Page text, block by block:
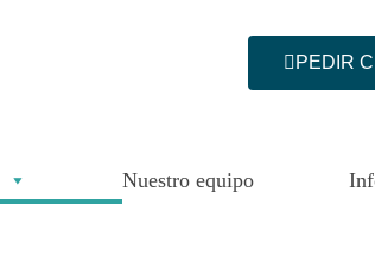
PEDIR
Nuestro equipo